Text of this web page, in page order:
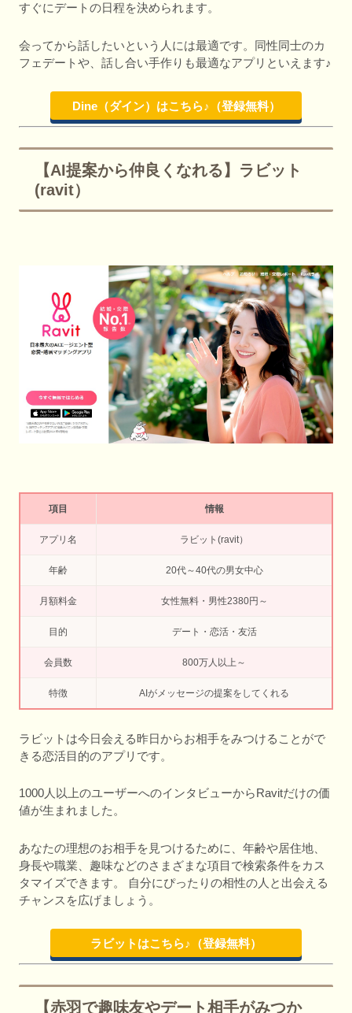
すぐにデートの日程を決められます。
会ってから話したいという人には最適です。同性同士のカ
フェデートや、話し合い手作りも最適なアプリといえます♪
Dine（ダイン）はこちら♪（登録無料）
【AI提案から仲良くなれる】ラビット
(ravit）
項目 情報
アプリ名 ラビット(ravit）
年齢 20代～40代の男女中心
月額料金 女性無料・男性2380円～
目的 デート・恋活・友活
会員数 800万人以上～
特徴 AIがメッセージの提案をしてくれる
ラビットは今日会える昨日からお相手をみつけることがで
きる恋活目的のアプリです。
1000人以上のユーザーへのインタビューからRavitだけの価
値が生まれました。
あなたの理想のお相手を見つけるために、年齢や居住地、
身長や職業、趣味などのさまざまな項目で検索条件をカス
タマイズできます。 自分にぴったりの相性の人と出会える
チャンスを広げましょう。
ラビットはこちら♪（登録無料）
【赤羽で趣味友やデート相手がみつか